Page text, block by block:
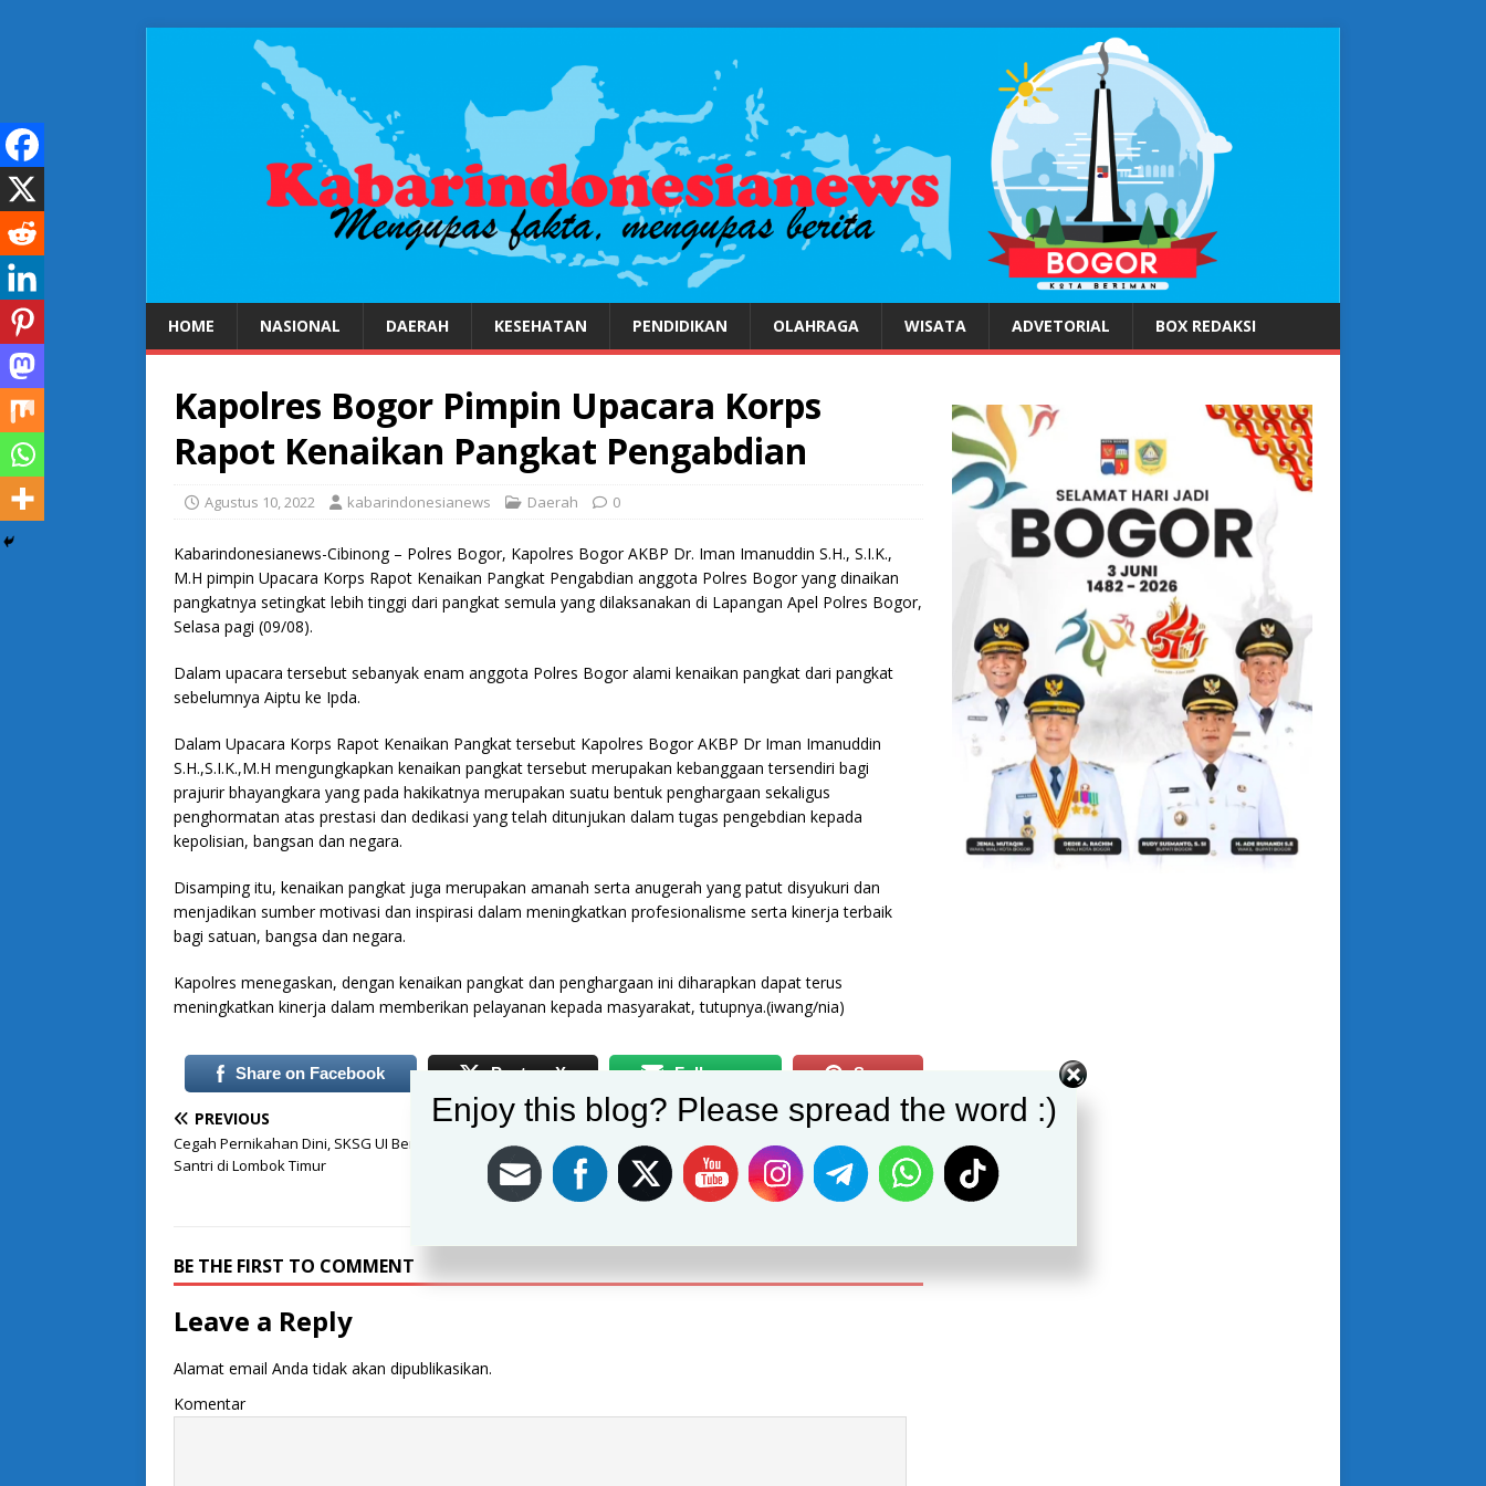
HOME NASIONAL DAERAH KESEHATAN PENDIDIKAN OLAHRAGA WISATA ADVETORIAL BOX REDAKSI
Kapolres Bogor Pimpin Upacara Korps
Rapot Kenaikan Pangkat Pengabdian
Agustus 10, 2022 kabarindonesianews Daerah 0
Kabarindonesianews-Cibinong – Polres Bogor, Kapolres Bogor AKBP Dr. Iman Imanuddin S.H., S.I.K.,
M.H pimpin Upacara Korps Rapot Kenaikan Pangkat Pengabdian anggota Polres Bogor yang dinaikan
pangkatnya setingkat lebih tinggi dari pangkat semula yang dilaksanakan di Lapangan Apel Polres Bogor,
Selasa pagi (09/08).
Dalam upacara tersebut sebanyak enam anggota Polres Bogor alami kenaikan pangkat dari pangkat
sebelumnya Aiptu ke Ipda.
Dalam Upacara Korps Rapot Kenaikan Pangkat tersebut Kapolres Bogor AKBP Dr Iman Imanuddin
S.H.,S.I.K.,M.H mengungkapkan kenaikan pangkat tersebut merupakan kebanggaan tersendiri bagi
prajurir bhayangkara yang pada hakikatnya merupakan suatu bentuk penghargaan sekaligus
penghormatan atas prestasi dan dedikasi yang telah ditunjukan dalam tugas pengebdian kepada
kepolisian, bangsan dan negara.
Disamping itu, kenaikan pangkat juga merupakan amanah serta anugerah yang patut disyukuri dan
menjadikan sumber motivasi dan inspirasi dalam meningkatkan profesionalisme serta kinerja terbaik
bagi satuan, bangsa dan negara.
Kapolres menegaskan, dengan kenaikan pangkat dan penghargaan ini diharapkan dapat terus
meningkatkan kinerja dalam memberikan pelayanan kepada masyarakat, tutupnya.(iwang/nia)
Share on Facebook Post on X Follow us Save
PREVIOUS
Cegah Pernikahan Dini, SKSG UI Berikan Edukasi Bagi
Santri di Lombok Timur
NEXT
Seorang Pelaku Pencabulan Terhadap Seorang Anak
Penyandang Disabilitas di Ungkap Polsek Cijeruk
Polres Bogor
BE THE FIRST TO COMMENT
Leave a Reply
Alamat email Anda tidak akan dipublikasikan.
Komentar
Enjoy this blog? Please spread the word :)